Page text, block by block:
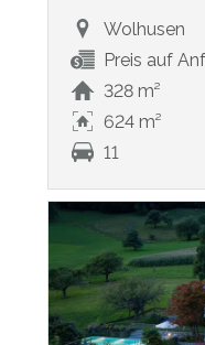
Wolhusen
Preis auf
328 m²
624 m²
11